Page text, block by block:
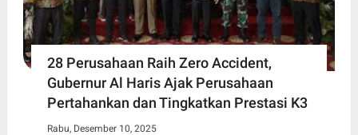
28 Perusahaan Raih Zero Accident,
Gubernur Al Haris Ajak Perusahaan
Pertahankan dan Tingkatkan Prestasi K3
Rabu, Desember 10, 2025